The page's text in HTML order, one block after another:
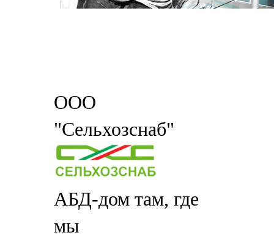
ООО
"Сельхозснаб"
АБД-дом там, где
мы